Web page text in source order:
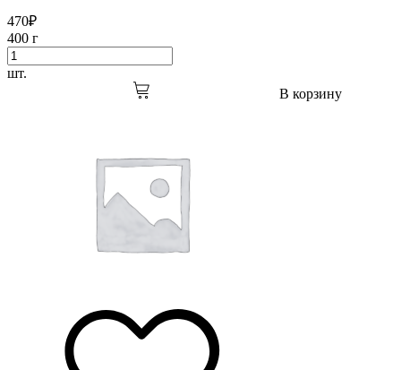
470₽
400 г
шт.
В корзину